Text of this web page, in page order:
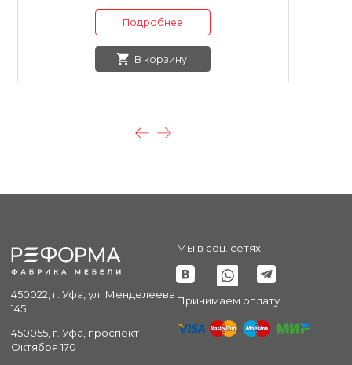
Подробнее
В корзину
450022, г. Уфа, ул. Менделеева
145
450055, г. Уфа, проспект
Октября 170
Мы в соц. сетях
Принимаем оплату